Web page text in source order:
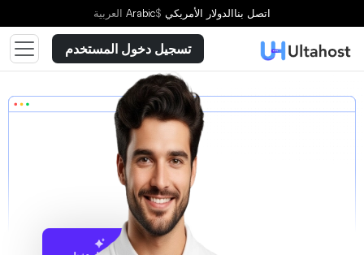
اتصل بناالدولار الأمريكي $
Arabic العربية
تسجيل دخول المستخدم